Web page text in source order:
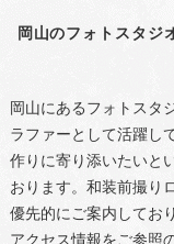
岡山のフォトスタジ
岡山にあるフォトスタ
ラファーとして活躍し
作りに寄り添いたいと
おります。和装前撮り
優先的にご案内してお
アクセス情報をご参照